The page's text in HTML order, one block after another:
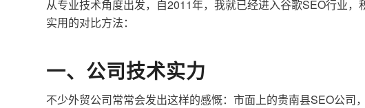
从专业技术角度出发，自2011年，我就已经进入谷歌SEO行业
实用的对比方法：
一、公司技术实力
不少外贸公司常常会发出这样的感慨：市面上的贵南县SEO公